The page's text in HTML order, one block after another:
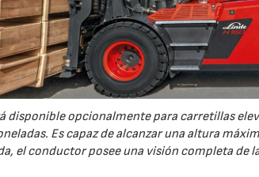
disponible opcionalmente para carretillas
Es capaz de alcanzar una altura
el conductor posee una visión completa de